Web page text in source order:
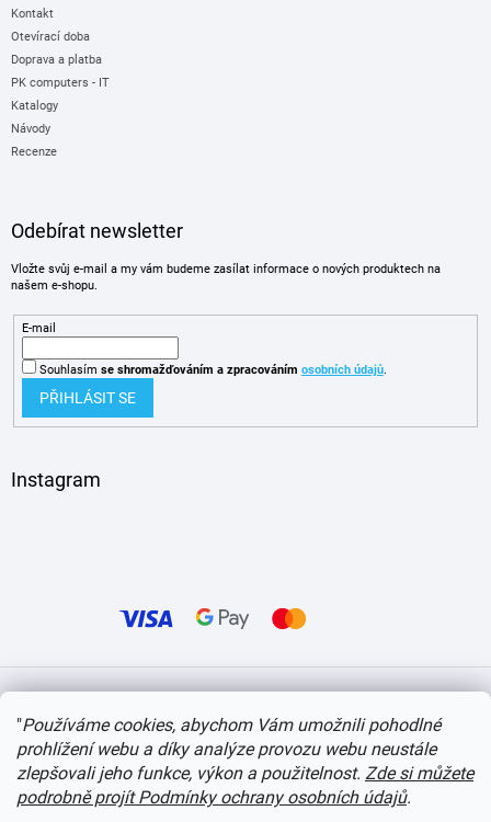
"Používáme cookies, abychom Vám umožnili pohodlné
prohlížení webu a díky analýze provozu webu neustále
zlepšovali jeho funkce, výkon a použitelnost. Zde si můžete
podrobně projít Podmínky ochrany osobních údajů.
Kontakt
Otevírací doba
Doprava a platba
PK computers - IT
Katalogy
Návody
Recenze
Odebírat newsletter
Vložte svůj e-mail a my vám budeme zasílat informace o nových produktech na
našem e-shopu.
E-mail
Souhlasím se shromažďováním a zpracováním osobních údajů.
PŘIHLÁSIT SE
Instagram
Copyright 2026itvlaky.cz . Všechna práva vyhrazena. Upravit nastavení cookies